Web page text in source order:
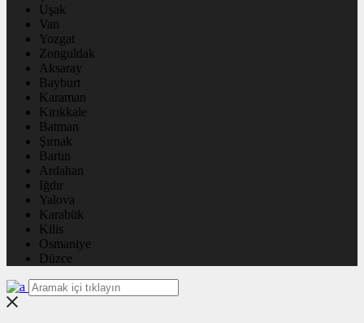
Uşak
Van
Yozgat
Zonguldak
Aksaray
Bayburt
Karaman
Kırıkkale
Batman
Şırnak
Bartın
Ardahan
Iğdır
Yalova
Karabük
Kilis
Osmaniye
Düzce